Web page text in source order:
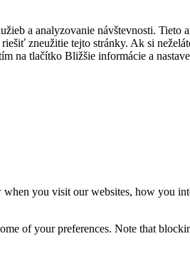
a analyzovanie návštevnosti.
zneužitie tejto stránky. Ak si
na tlačítko Bližšie informácie a
you visit our websites, how you
of your preferences. Note that